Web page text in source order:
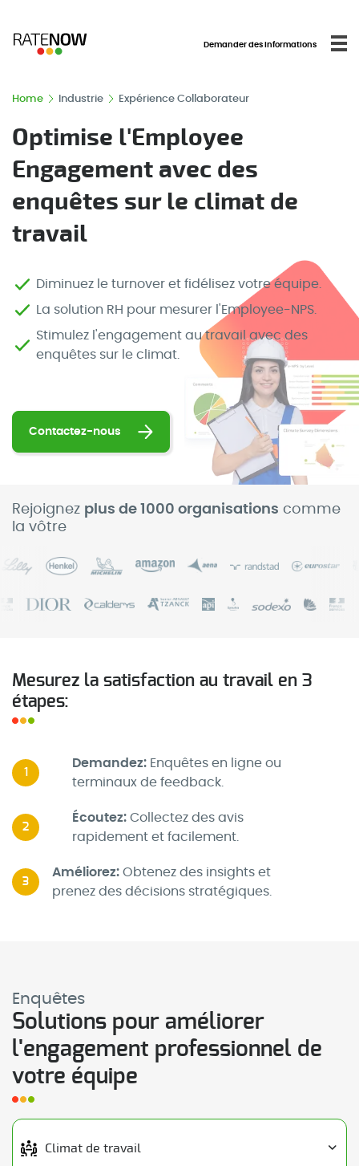
Demander des informations
Home Industrie Expérience Collaborateur
Optimise l'Employee
Engagement avec des
enquêtes sur le climat de
travail
Diminuez le turnover et fidélisez votre équipe.
La solution RH pour mesurer l'Employee-NPS.
Stimulez l'engagement au travail avec des
enquêtes sur le climat.
Contactez-nous
Rejoignez plus de 1000 organisations comme
la vôtre
Mesurez la satisfaction au travail en 3
étapes:
1
Demandez: Enquêtes en ligne ou
terminaux de feedback.
2
Écoutez: Collectez des avis
rapidement et facilement.
3
Améliorez: Obtenez des insights et
prenez des décisions stratégiques.
Enquêtes
Solutions pour améliorer
l'engagement professionnel de
votre équipe
Climat de travail